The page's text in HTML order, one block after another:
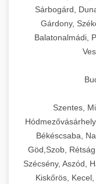
🎁 23.
Ipari
Hatékony
kapacitású
❄️ 25.
💧 26.
Sárbogárd,
Gárdony,
Balatonalmádi,
Szentes,
Békéscsaba,
Göd,Szob,
Szécsény, Aszód,
Kiskőrös,